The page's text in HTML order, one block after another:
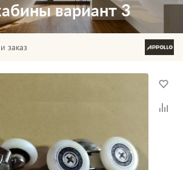
вариант 3
заказ